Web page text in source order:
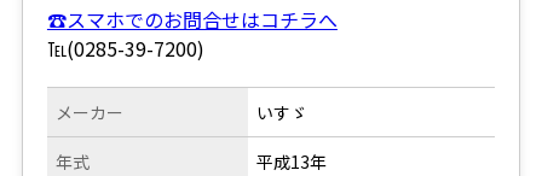
☎スマホでのお問合せはコチラへ
℡(0285-39-7200)
メーカー
年式
いすゞ
平成13年